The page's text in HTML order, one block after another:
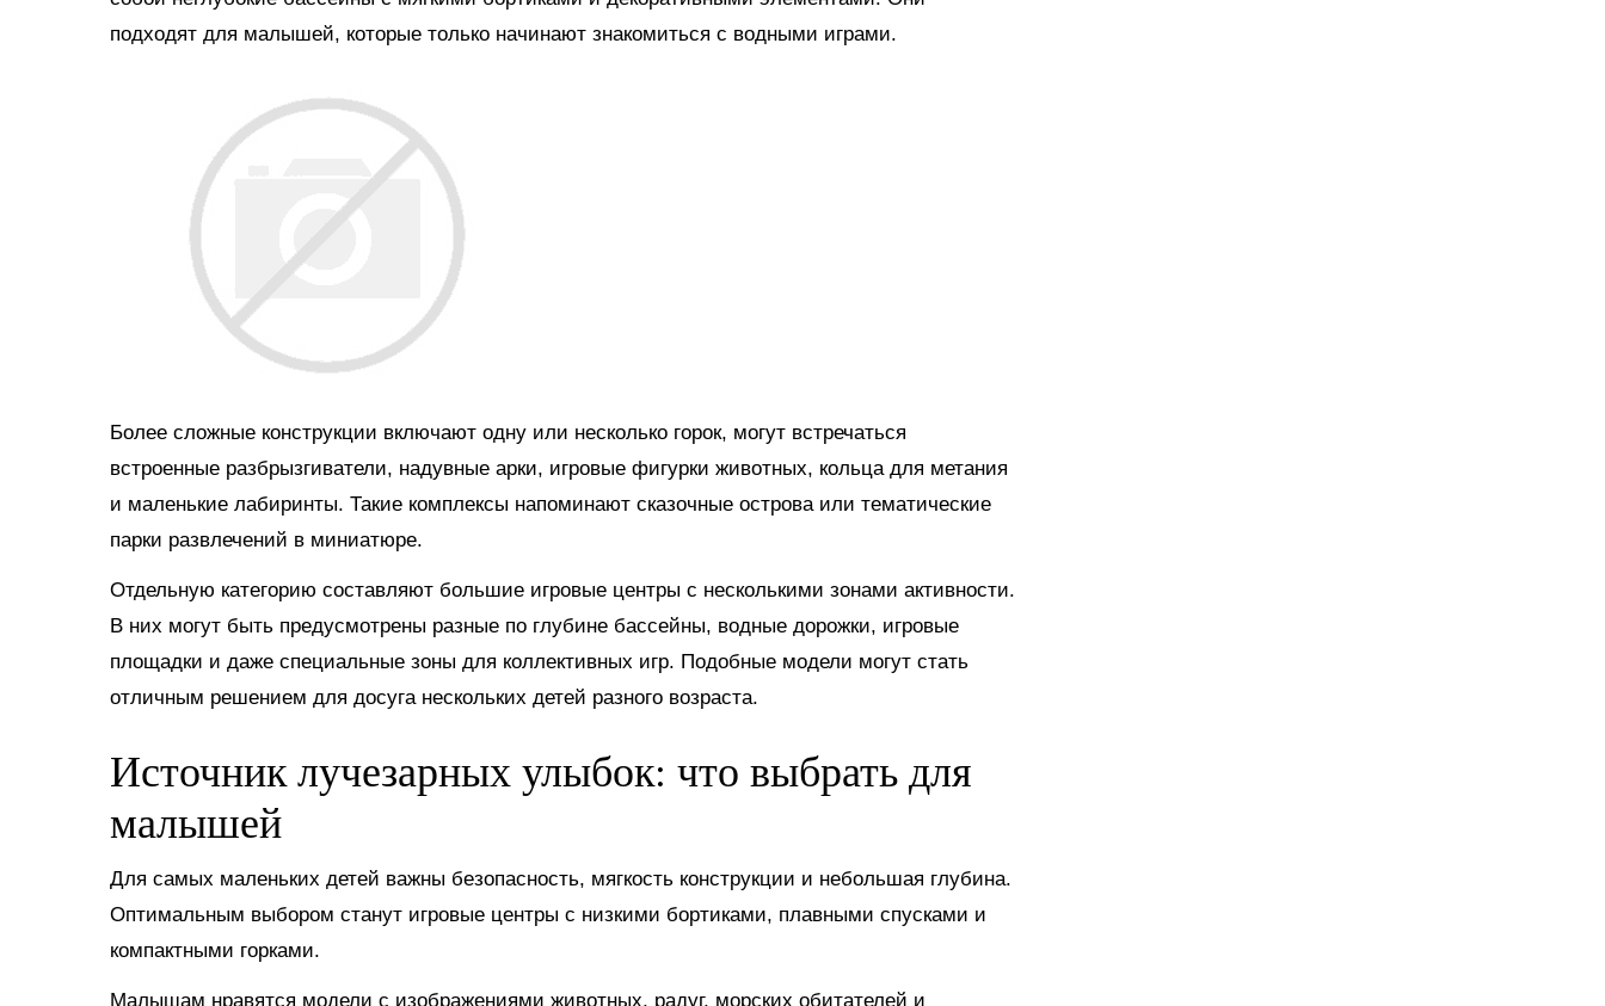
подходят для малышей, которые только начинают знакомиться с водными играми.
Более сложные конструкции включают одну или несколько горок, могут встречаться
встроенные разбрызгиватели, надувные арки, игровые фигурки животных, кольца для метания
и маленькие лабиринты. Такие комплексы напоминают сказочные острова или тематические
парки развлечений в миниатюре.
Отдельную категорию составляют большие игровые центры с несколькими зонами активности.
В них могут быть предусмотрены разные по глубине бассейны, водные дорожки, игровые
площадки и даже специальные зоны для коллективных игр. Подобные модели могут стать
отличным решением для досуга нескольких детей разного возраста.
Источник лучезарных улыбок: что выбрать для
малышей
Для самых маленьких детей важны безопасность, мягкость конструкции и небольшая глубина.
Оптимальным выбором станут игровые центры с низкими бортиками, плавными спусками и
компактными горками.
Малышам нравятся модели с изображениями животных, радуг, морских обитателей и